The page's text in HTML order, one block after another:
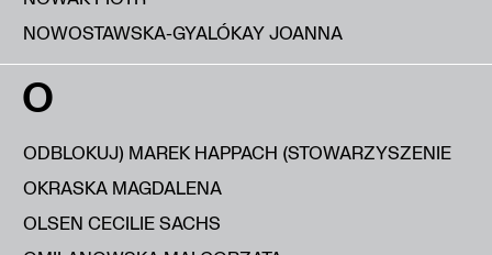
NOWOSTAWSKA-GYALÓKAY JOANNA
O
ODBLOKUJ) MAREK HAPPACH (STOWARZYSZENIE
OKRASKA MAGDALENA
OLSEN CECILIE SACHS